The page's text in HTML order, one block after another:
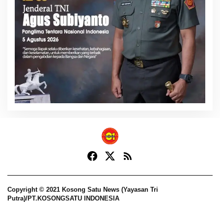
Copyright © 2021 Kosong Satu News (Yayasan Tri
Putra)/PT.KOSONGSATU INDONESIA